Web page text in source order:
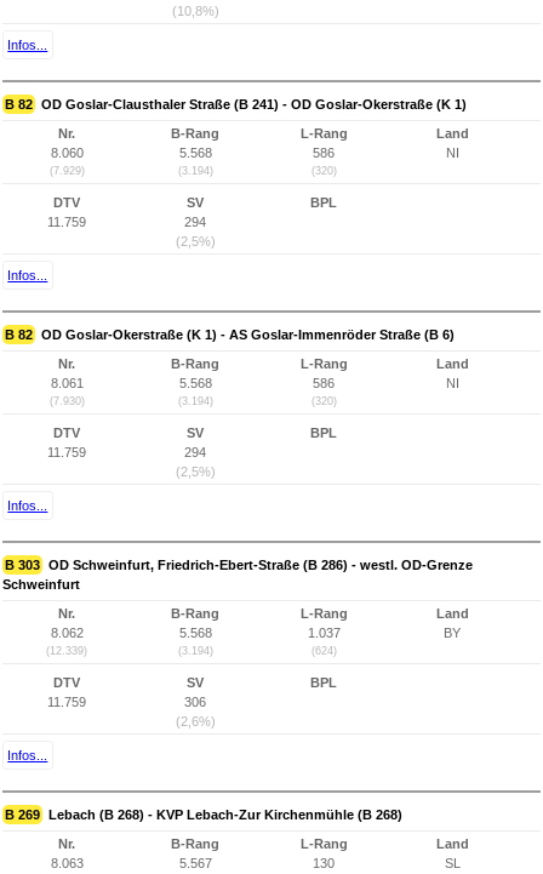
(10,8%)
Infos...
B 82 OD Goslar-Clausthaler Straße (B 241) - OD Goslar-Okerstraße (K 1)
Nr.
8.060
(7.929)
B-Rang
5.568
(3.194)
L-Rang
586
(320)
Land
NI
DTV
11.759
SV
294
(2,5%)
BPL
Infos...
B 82 OD Goslar-Okerstraße (K 1) - AS Goslar-Immenröder Straße (B 6)
Nr.
8.061
(7.930)
B-Rang
5.568
(3.194)
L-Rang
586
(320)
Land
NI
DTV
11.759
SV
294
(2,5%)
BPL
Infos...
B 303 OD Schweinfurt, Friedrich-Ebert-Straße (B 286) - westl. OD-Grenze
Schweinfurt
Nr.
8.062
(12.339)
B-Rang
5.568
(3.194)
L-Rang
1.037
(624)
Land
BY
DTV
11.759
SV
306
(2,6%)
BPL
Infos...
B 269 Lebach (B 268) - KVP Lebach-Zur Kirchenmühle (B 268)
Nr.
8.063
B-Rang
5.567
L-Rang
130
Land
SL